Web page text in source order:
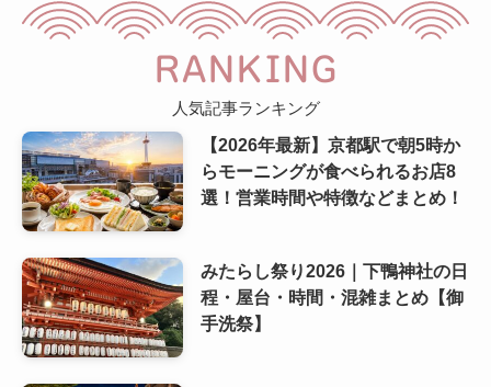
RANKING
人気記事ランキング
【2026年最新】京都駅で朝5時か
らモーニングが食べられるお店8
選！営業時間や特徴などまとめ！
みたらし祭り2026｜下鴨神社の日
程・屋台・時間・混雑まとめ【御
手洗祭】